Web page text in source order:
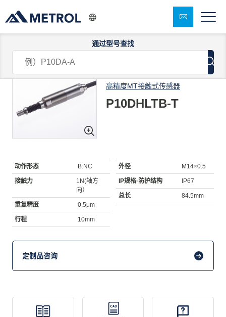
通过型号查找
高精度MT接触式传感器
P10DHLTB-T
动作形态 B:NC
接触力
1N(轴方
向）
重复精度 0.5μm
行程 10mm
外径 M14×0.5
IP规格·防护结构 IP67
总长 84.5mm
定制品咨询